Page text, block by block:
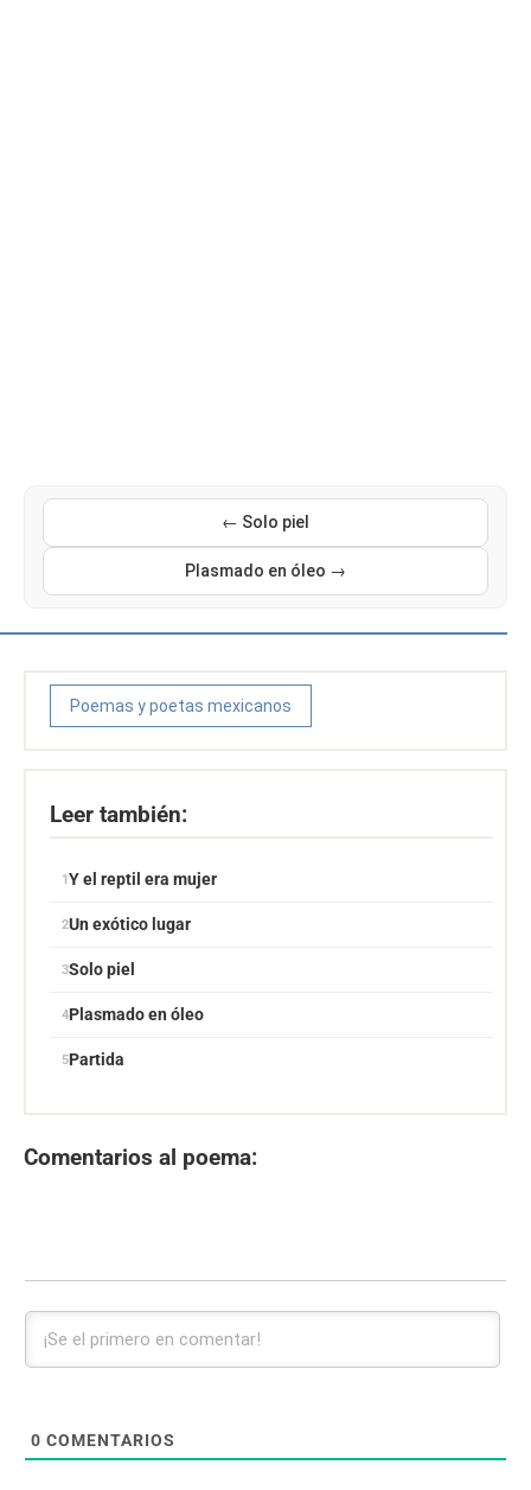
← Solo piel
Plasmado en óleo →
Poemas y poetas mexicanos
Leer también:
Y el reptil era mujer
Un exótico lugar
Solo piel
Plasmado en óleo
Partida
Comentarios al poema:
0 COMENTARIOS